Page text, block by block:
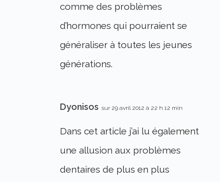
comme des problèmes
d’hormones qui pourraient se
généraliser à toutes les jeunes
générations.
Dyonisos sur 29 avril 2012 à 22 h 12 min
Dans cet article j’ai lu également
une allusion aux problèmes
dentaires de plus en plus